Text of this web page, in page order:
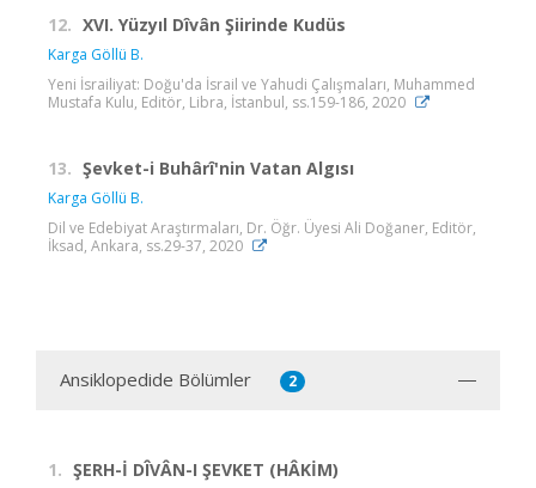
12. XVI. Yüzyıl Dîvân Şiirinde Kudüs
Karga Göllü B.
Yeni İsrailiyat: Doğu'da İsrail ve Yahudi Çalışmaları, Muhammed
Mustafa Kulu, Editör, Libra, İstanbul, ss.159-186, 2020
13. Şevket-i Buhârî'nin Vatan Algısı
Karga Göllü B.
Dil ve Edebiyat Araştırmaları, Dr. Öğr. Üyesi Ali Doğaner, Editör,
İksad, Ankara, ss.29-37, 2020
Ansiklopedide Bölümler 2
1. ŞERH-İ DÎVÂN-I ŞEVKET (HÂKİM)